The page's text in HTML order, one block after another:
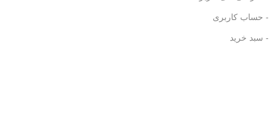
- حساب کاربری
- سبد خرید